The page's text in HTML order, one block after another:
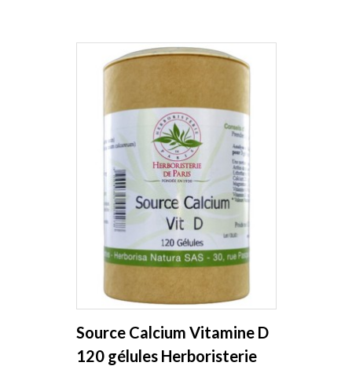
Source Calcium Vitamine D
120 gélules Herboristerie